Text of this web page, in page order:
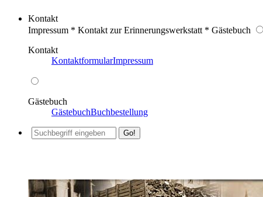
Kontakt
Impressum * Kontakt zur Erinnerungswerkstatt * Gästebuch
Kontakt
KontaktformularImpressum
Gästebuch
GästebuchBuchbestellung